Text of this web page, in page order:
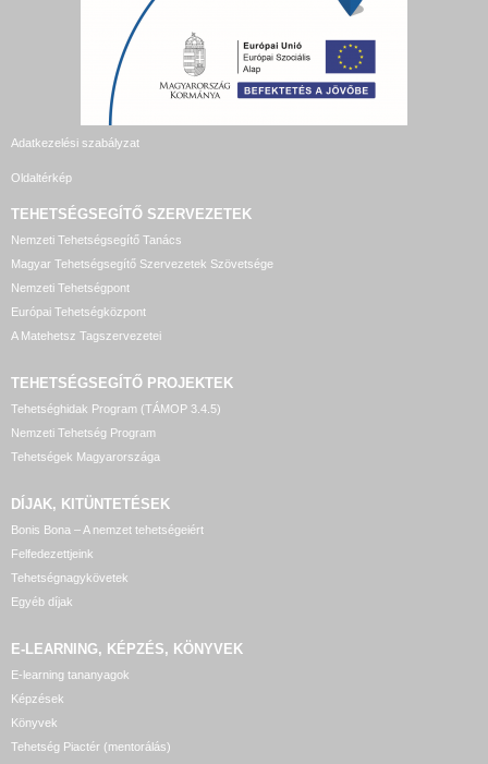
Adatkezelési szabályzat
Oldaltérkép
TEHETSÉGSEGÍTŐ SZERVEZETEK
Nemzeti Tehetségsegítő Tanács
Magyar Tehetségsegítő Szervezetek Szövetsége
Nemzeti Tehetségpont
Európai Tehetségközpont
A Matehetsz Tagszervezetei
TEHETSÉGSEGÍTŐ PROJEKTEK
Tehetséghidak Program (TÁMOP 3.4.5)
Nemzeti Tehetség Program
Tehetségek Magyarországa
DÍJAK, KITÜNTETÉSEK
Bonis Bona – A nemzet tehetségeiért
Felfedezettjeink
Tehetségnagykövetek
Egyéb díjak
E-LEARNING, KÉPZÉS, KÖNYVEK
E-learning tananyagok
Képzések
Könyvek
Tehetség Piactér (mentorálás)